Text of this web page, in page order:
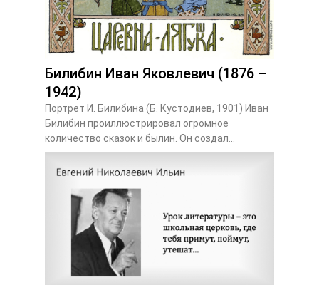
Билибин Иван Яковлевич (1876 –
1942)
Портрет И. Билибина (Б. Кустодиев, 1901) Иван
Билибин проиллюстрировал огромное
количество сказок и былин. Он создал...